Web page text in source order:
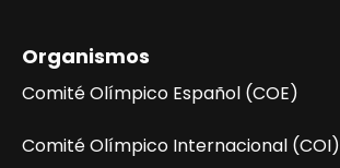
E
v
n
Organismos
Comité Olímpico Español (COE)
Comité Olímpico Internacional (COI)